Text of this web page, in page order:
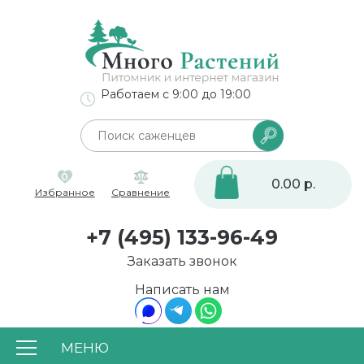
МЕНЮ
Написать нам
Работаем с 9:00 до 19:00
0
Избранное
Сравнение
0.00 р.
+7 (495) 133-96-49
Заказать звонок